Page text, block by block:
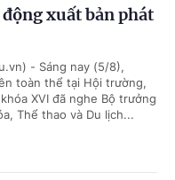
xuất bản phát
- Sáng nay (5/8),
toàn thể tại Hội trường,
XVI đã nghe Bộ trưởng
Thể thao và Du lịch...